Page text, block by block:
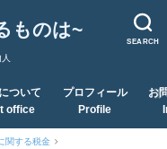
SEARCH
ものは~
ついて
office
プロフィール
Profile
お
関する税金